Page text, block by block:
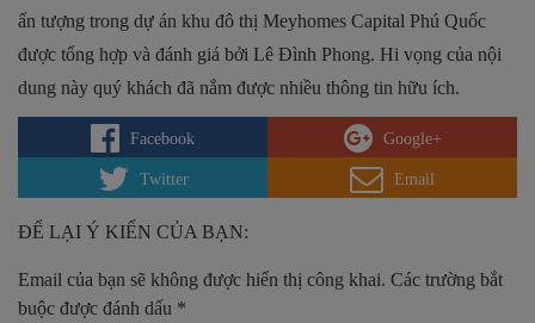
ấn tượng trong dự án khu đô thị Meyhomes Capital Phú Quốc
được tổng hợp và đánh giá bởi Lê Đình Phong. Hi vọng của nội
dung này quý khách đã nắm được nhiều thông tin hữu ích.
Facebook Google+
Twitter Email
ĐỂ LẠI Ý KIẾN CỦA BẠN:
Email của bạn sẽ không được hiển thị công khai. Các trường bắt
buộc được đánh dấu *